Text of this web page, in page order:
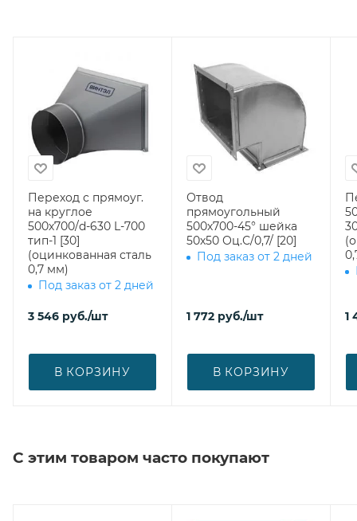
Переход с прямоуг.
на круглое
500х700/d-630 L-700
тип-1 [30]
(оцинкованная сталь
0,7 мм)
Под заказ от 2 дней
3 546 руб./шт
В КОРЗИНУ
Отвод
прямоугольный
500х700-45° шейка
50х50 Оц.С/0,7/ [20]
Под заказ от 2 дней
1 772 руб./шт
В КОРЗИНУ
1
С этим товаром часто покупают